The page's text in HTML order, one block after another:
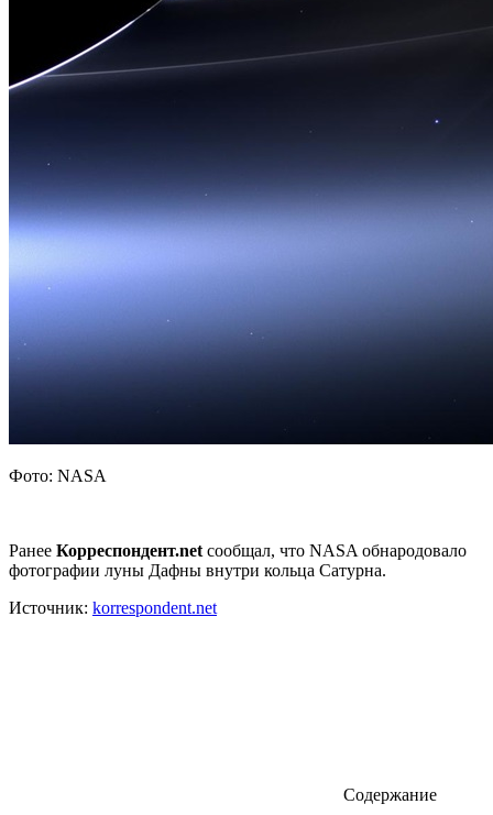
Фото: NASA
Ранее Корреспондент.net сообщал, что NASA обнародовало
фотографии луны Дафны внутри кольца Сатурна.
Источник: korrespondent.net
Содержание